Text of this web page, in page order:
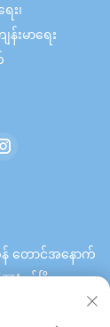
း၊
န်းမာရေး
န် တောင်အနောက်
যံမင်မြို့